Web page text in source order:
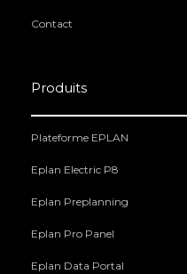
Contact
Produits
Plateforme EPLAN
Eplan Electric P8
Eplan Preplanning
Eplan Pro Panel
Eplan Data Portal